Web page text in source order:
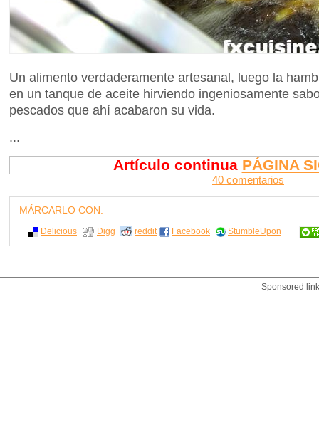
Un alimento verdaderamente artesanal, luego la
en un tanque de aceite hirviendo ingeniosamente
pescados que ahí acabaron su vida.
...
Artículo continua PÁGINA
40 comentarios
MÁRCARLO CON:
Delicious Digg reddit Facebook StumbleUpon
Sponsored